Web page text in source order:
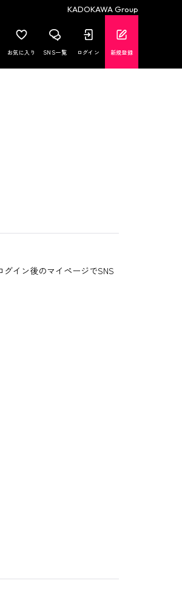
KADOKAWA Group
お気に入り SNS一覧 ログイン 新規登録
イン後のマイページでSNS